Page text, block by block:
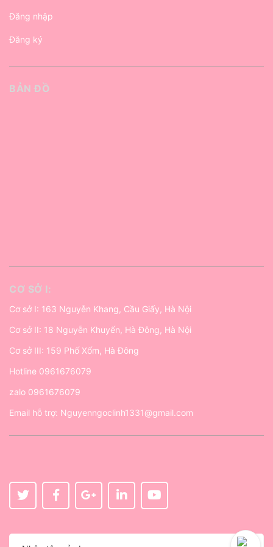
Đăng nhập
Đăng ký
BẢN ĐỒ
CƠ SỞ I:
Cơ sở I: 163 Nguyễn Khang, Cầu Giấy, Hà Nội
Cơ sở II: 18 Nguyễn Khuyến, Hà Đông, Hà Nội
Cơ sở III: 159 Phố Xốm, Hà Đông
Hotline 0961676079
zalo 0961676079
Email hỗ trợ: Nguyenngoclinh1331@gmail.com